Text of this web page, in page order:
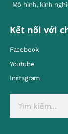
Mô hình, kinh
Kết nối với
Facebook
Youtube
Instagram